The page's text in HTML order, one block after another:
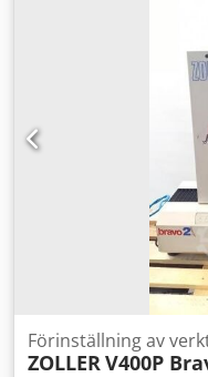
diameter: 330 mm
användbar kaplängd:
350 mm max.
(H) max. användbar
vikt: 600 kg volt: 380/50
Förinställning av
ZOLLER V400P